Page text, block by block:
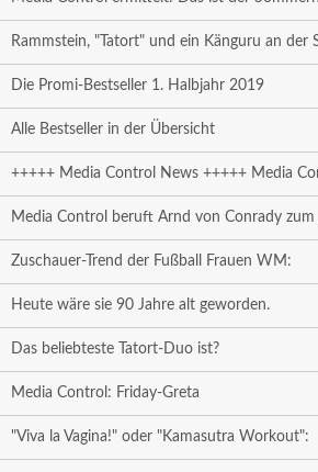
Rammstein, "Tatort" und ein Känguru an der
Die Promi-Bestseller 1. Halbjahr 2019
Alle Bestseller in der Übersicht
+++++ Media Control News +++++ Media
Media Control beruft Arnd von Conrady zum
Zuschauer-Trend der Fußball Frauen WM:
Heute wäre sie 90 Jahre alt geworden.
Das beliebteste Tatort-Duo ist?
Media Control: Friday-Greta
"Viva la Vagina!" oder "Kamasutra Workout":